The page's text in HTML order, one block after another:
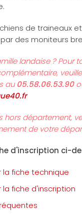
de traineaux
des moniteurs
landaise ? Pour
au05.58.06.53.90
hors département,
de votre
d'inscription ci-
la fiche technique
la fiche d'inscription